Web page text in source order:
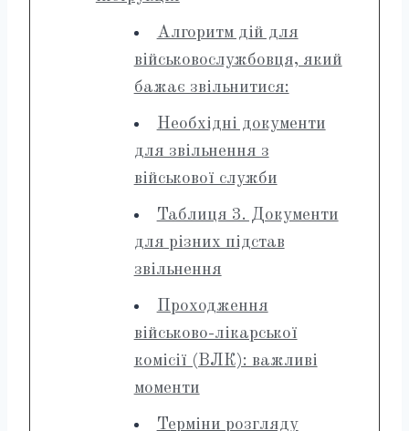
Алгоритм дій для
військовослужбовця, який
бажає звільнитися:
Необхідні документи
для звільнення з
військової служби
Таблиця 3. Документи
для різних підстав
звільнення
Проходження
військово-лікарської
комісії (ВЛК): важливі
моменти
Терміни розгляду